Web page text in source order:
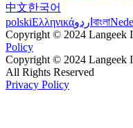
中文한국어
polskiΕλληνικάاردو বাংলা
Copyright © 2024 Langeek
Policy
Copyright © 2024 Langeek
All Rights Reserved
Privacy Policy